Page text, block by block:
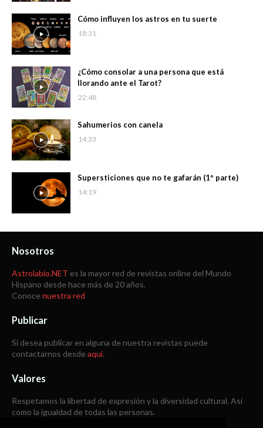
Cómo influyen los astros en tu suerte
18:31
¿Cómo consolar a una persona que está
llorando ante el Tarot?
22:48
Sahumerios con canela
14:33
Supersticiones que no te gafarán (1º parte)
14:19
Nosotros
Astrolabio.NET es la mayor red de revistas online del Mundo
Hispano desde hace más de 20 años.
Conoce nuestra red
Publicar
Si desea publicar en alguna de nuestra revistas puede
contactarnos desde aquí.
Valores
Respetamos la libertad de expresión y la diversidad cultural. Así
como la igualdad de todas las personas.